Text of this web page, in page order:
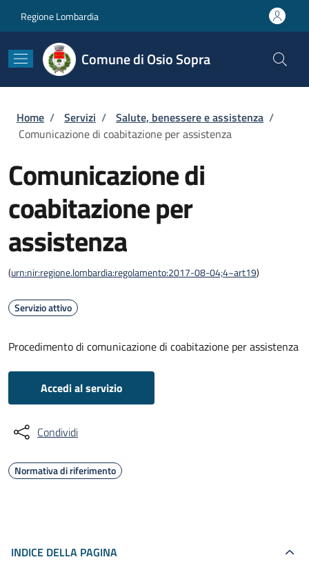
Regione Lombardia
Comune di Osio Sopra
Briciole di pane
Home / Servizi / Salute, benessere e assistenza /
Comunicazione di coabitazione per assistenza
Comunicazione di
coabitazione per
assistenza
(urn:nir:regione.lombardia:regolamento:2017-08-04;4~art19)
Servizio attivo
Procedimento di comunicazione di coabitazione per assistenza
Accedi al servizio
Condividi
Normativa di riferimento
INDICE DELLA PAGINA